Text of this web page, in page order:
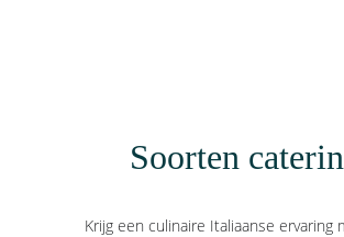
Soorten
Krijg een culinaire Italiaanse ervaring